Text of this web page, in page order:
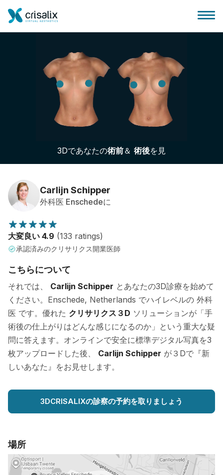
外科医ホーム
3Dビジネスプラットフォーム
サブスクリプションプラン
患者様のレビュー
3Dであなたの術前＆ 術後を見
Carlijn Schipper
外科医 Enschedeに
大変良い 4.9 (133 ratings)
承認済みのクリサリクス開業医師
こちらについて
それでは、 Carlijn Schipper とあなたの3D診療を始めて
ください。Enschede, Netherlands でハイレベルの 外科
医 です。優れた クリサリクス３D ソリューションが「手
術後の仕上がりはどんな感じになるのか」という重大な疑
問に答えます。オンラインで安全に標準デジタル写真を3
枚アップロードした後、 Carlijn Schipper が３Dで『新
しいあなた』をお見せします。
3DCRISALIXの診察の予約を取りましょう
場所